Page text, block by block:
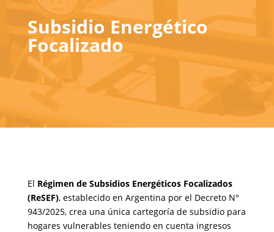
Subsidio Energético
Focalizado
El Régimen de Subsidios Energéticos Focalizados
(ReSEF), establecido en Argentina por el Decreto N°
943/2025, crea una única cartegoría de subsidio para
hogares vulnerables teniendo en cuenta ingresos